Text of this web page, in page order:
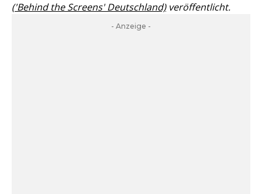
('Behind the Screens' Deutschland)veröffentlicht.
- Anzeige -